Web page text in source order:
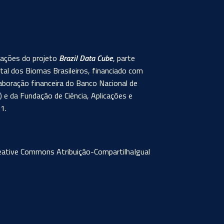
do projeto Brazil Data Cube, parte
dos Biomas Brasileiros, financiado com
financeira do Banco Nacional de
da Fundação de Ciência, Aplicações e
Commons Atribuição-CompartilhaIgual